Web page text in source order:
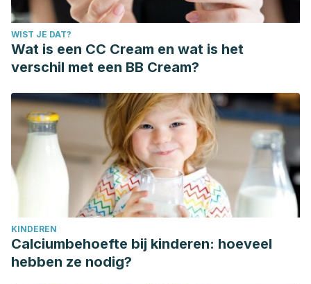
WIST JE DAT?
Wat is een CC Cream en wat is het
verschil met een BB Cream?
KINDEREN
Calciumbehoefte bij kinderen: hoeveel
hebben ze nodig?